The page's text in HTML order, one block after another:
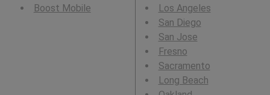
Boost Mobile
Los Angeles
San Diego
San Jose
Fresno
Sacramento
Long Beach